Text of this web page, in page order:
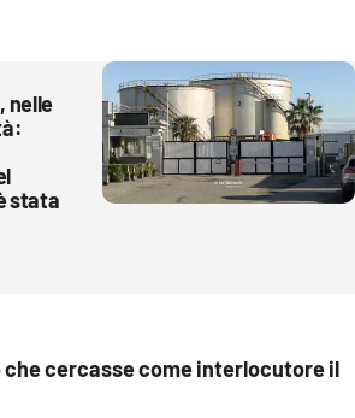
nelle
stata
cercasse come interlocutore il